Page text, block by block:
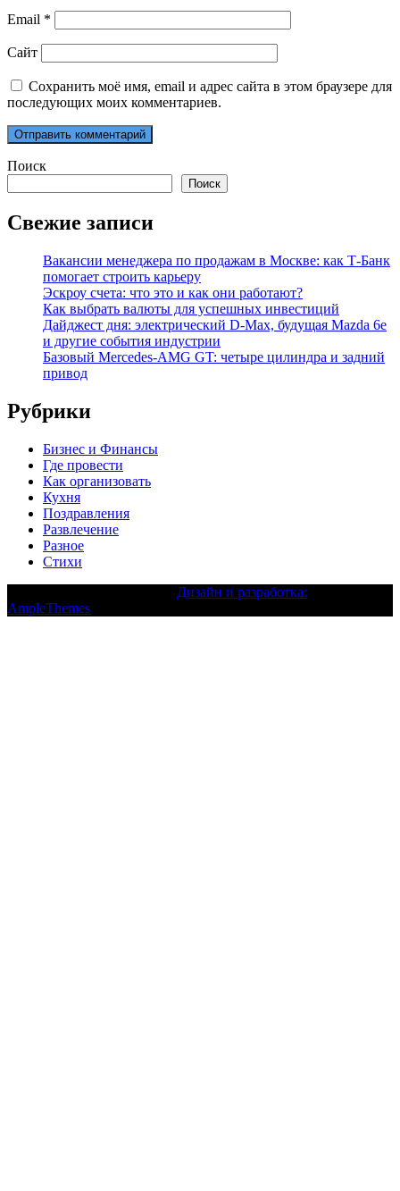
Email *
Сайт
Сохранить моё имя, email и адрес сайта в этом браузере для
последующих моих комментариев.
Поиск
Поиск
Свежие записи
Вакансии менеджера по продажам в Москве: как Т-Банк
помогает строить карьеру
Эскроу счета: что это и как они работают?
Как выбрать валюты для успешных инвестиций
Дайджест дня: электрический D-Max, будущая Mazda 6e
и другие события индустрии
Базовый Mercedes-AMG GT: четыре цилиндра и задний
привод
Рубрики
Бизнес и Финансы
Где провести
Как организовать
Кухня
Поздравления
Развлечение
Разное
Стихи
Дизайн и разработка:
AmpleThemes